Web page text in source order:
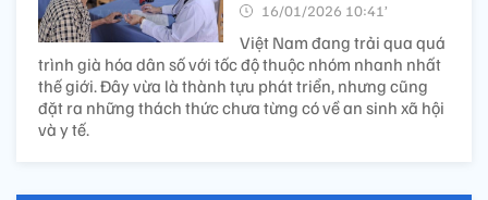
16/01/2026 10:41’
Việt Nam đang trải qua quá
trình già hóa dân số với tốc độ thuộc nhóm nhanh nhất
thế giới. Đây vừa là thành tựu phát triển, nhưng cũng
đặt ra những thách thức chưa từng có về an sinh xã hội
và y tế.